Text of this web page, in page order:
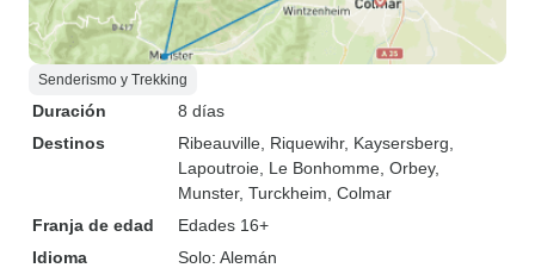
Senderismo y Trekking
Duración
8 días
Destinos
Ribeauville , Riquewihr, Kaysersberg
Lapoutroie , Le Bonhomme , Orbey,
Munster, Turckheim , Colmar
Franja de edad
Edades 16+
Idioma
Solo: Alemán